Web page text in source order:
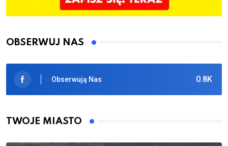
OBSERWUJ NAS
0.8K
Obserwują Nas
TWOJE MIASTO